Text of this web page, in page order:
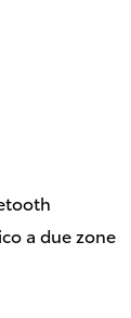
a due zone